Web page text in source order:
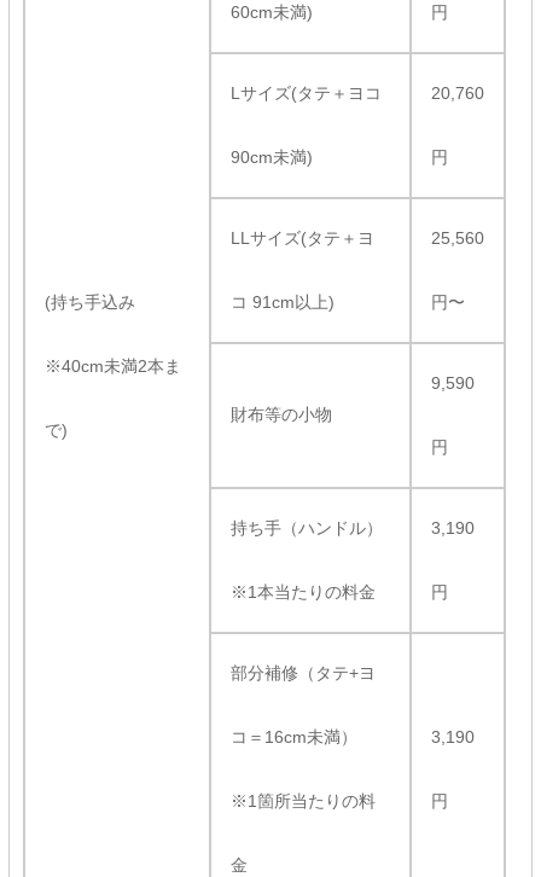
(持ち手込み
※40cm未満2本ま
で)
60cm未満) 円
Lサイズ(タテ＋ヨコ
90cm未満)
20,760
円
LLサイズ(タテ＋ヨ
コ 91cm以上)
25,560
円〜
財布等の小物
9,590
円
持ち手（ハンドル）
※1本当たりの料金
3,190
円
部分補修（タテ+ヨ
コ＝16cm未満）
※1箇所当たりの料
金
3,190
円